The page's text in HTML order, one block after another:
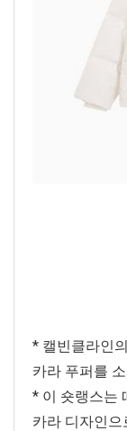
* 캘빈클라인
카라 푸퍼를
* 이 숏랭스는
카라 디자인